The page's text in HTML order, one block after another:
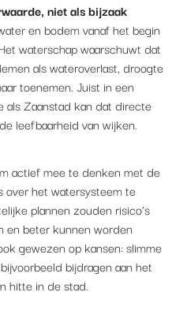
niet als bijzaak
en bodem vanaf het begin
waterschap waarschuwt dat
als wateroverlast, droogte
toenemen. Juist in een
Zaanstad kan dat directe
leefbaarheid van wijken.
actief mee te denken met de
over het watersysteem te
plannen zouden risico’s
en beter kunnen worden
gewezen op kansen: slimme
bijdragen aan het
hitte in de stad.